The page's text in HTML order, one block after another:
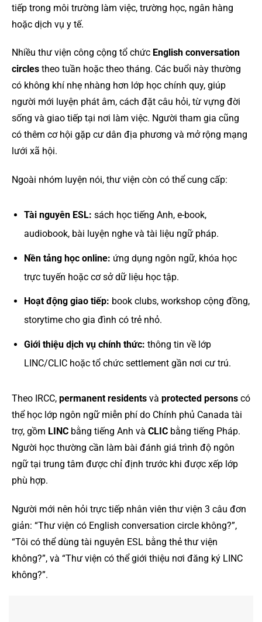
tiếp trong môi trường làm việc, trường học, ngân hàng
hoặc dịch vụ y tế.
Nhiều thư viện công cộng tổ chức English conversation
circles theo tuần hoặc theo tháng. Các buổi này thường
có không khí nhẹ nhàng hơn lớp học chính quy, giúp
người mới luyện phát âm, cách đặt câu hỏi, từ vựng đời
sống và giao tiếp tại nơi làm việc. Người tham gia cũng
có thêm cơ hội gặp cư dân địa phương và mở rộng mạng
lưới xã hội.
Ngoài nhóm luyện nói, thư viện còn có thể cung cấp:
Tài nguyên ESL: sách học tiếng Anh, e-book,
audiobook, bài luyện nghe và tài liệu ngữ pháp.
Nền tảng học online: ứng dụng ngôn ngữ, khóa học
trực tuyến hoặc cơ sở dữ liệu học tập.
Hoạt động giao tiếp: book clubs, workshop cộng đồng,
storytime cho gia đình có trẻ nhỏ.
Giới thiệu dịch vụ chính thức: thông tin về lớp
LINC/CLIC hoặc tổ chức settlement gần nơi cư trú.
Theo IRCC, permanent residents và protected persons có
thể học lớp ngôn ngữ miễn phí do Chính phủ Canada tài
trợ, gồm LINC bằng tiếng Anh và CLIC bằng tiếng Pháp.
Người học thường cần làm bài đánh giá trình độ ngôn
ngữ tại trung tâm được chỉ định trước khi được xếp lớp
phù hợp.
Người mới nên hỏi trực tiếp nhân viên thư viện 3 câu đơn
giản: “Thư viện có English conversation circle không?”,
“Tôi có thể dùng tài nguyên ESL bằng thẻ thư viện
không?”, và “Thư viện có thể giới thiệu nơi đăng ký LINC
không?”.